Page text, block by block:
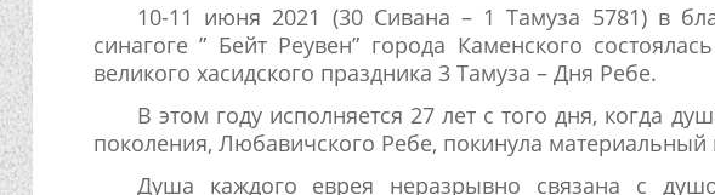
10-11 июня 2021 (30 Сивана – 1 Тамуза 5781) в
синагоге ” Бейт Реувен” города Каменского
великого хасидского праздника 3 Тамуза – Дня Ребе.
В этом году исполняется 27 лет с того дня, когда
поколения, Любавичского Ребе, покинула материальный
Душа каждого еврея неразрывно связана с